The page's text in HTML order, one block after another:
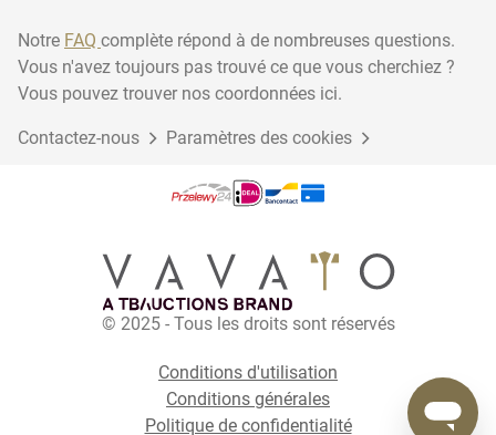
Notre FAQ complète répond à de nombreuses questions.
Vous n'avez toujours pas trouvé ce que vous cherchiez ?
Vous pouvez trouver nos coordonnées ici.
Contactez-nous Paramètres des cookies
© 2025 - Tous les droits sont réservés
Conditions d'utilisation
Conditions générales
Politique de confidentialité